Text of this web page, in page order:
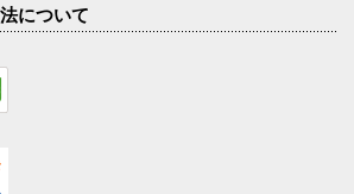
について